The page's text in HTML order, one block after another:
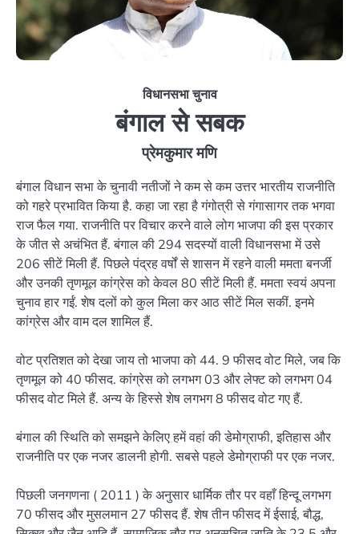
विधानसभा चुनाव
बंगाल से सबक
प्रेमकुमार मणि
बंगाल विधान सभा के चुनावी नतीजों ने कम से कम उत्तर भारतीय राजनीति
को गहरे प्रभावित किया है. कहा जा रहा है गंगोत्री से गंगासागर तक भगवा
राज फैल गया. राजनीति पर विचार करने वाले लोग भाजपा की इस प्रकार
के जीत से अचंभित हैं. बंगाल की 294 सदस्यों वाली विधानसभा में उसे
206 सीटें मिली हैं. पिछले पंद्रह वर्षों से शासन में रहने वाली ममता बनर्जी
और उनकी तृणमूल कांग्रेस को केवल 80 सीटें मिली हैं. ममता स्वयं अपना
चुनाव हार गईं. शेष दलों को कुल मिला कर आठ सीटें मिल सकीं. इनमे
कांग्रेस और वाम दल शामिल हैं.
वोट प्रतिशत को देखा जाय तो भाजपा को 44. 9 फीसद वोट मिले, जब कि
तृणमूल को 40 फीसद. कांग्रेस को लगभग 03 और लेफ्ट को लगभग 04
फीसद वोट मिले हैं. अन्य के हिस्से शेष लगभग 8 फीसद वोट गए हैं.
बंगाल की स्थिति को समझने केलिए हमें वहां की डेमोग्राफी, इतिहास और
राजनीति पर एक नजर डालनी होगी. सबसे पहले डेमोग्राफी पर एक नजर.
पिछली जनगणना ( 2011 ) के अनुसार धार्मिक तौर पर वहाँ हिन्दू लगभग
70 फीसद और मुसलमान 27 फीसद हैं. शेष तीन फीसद में ईसाई, बौद्ध,